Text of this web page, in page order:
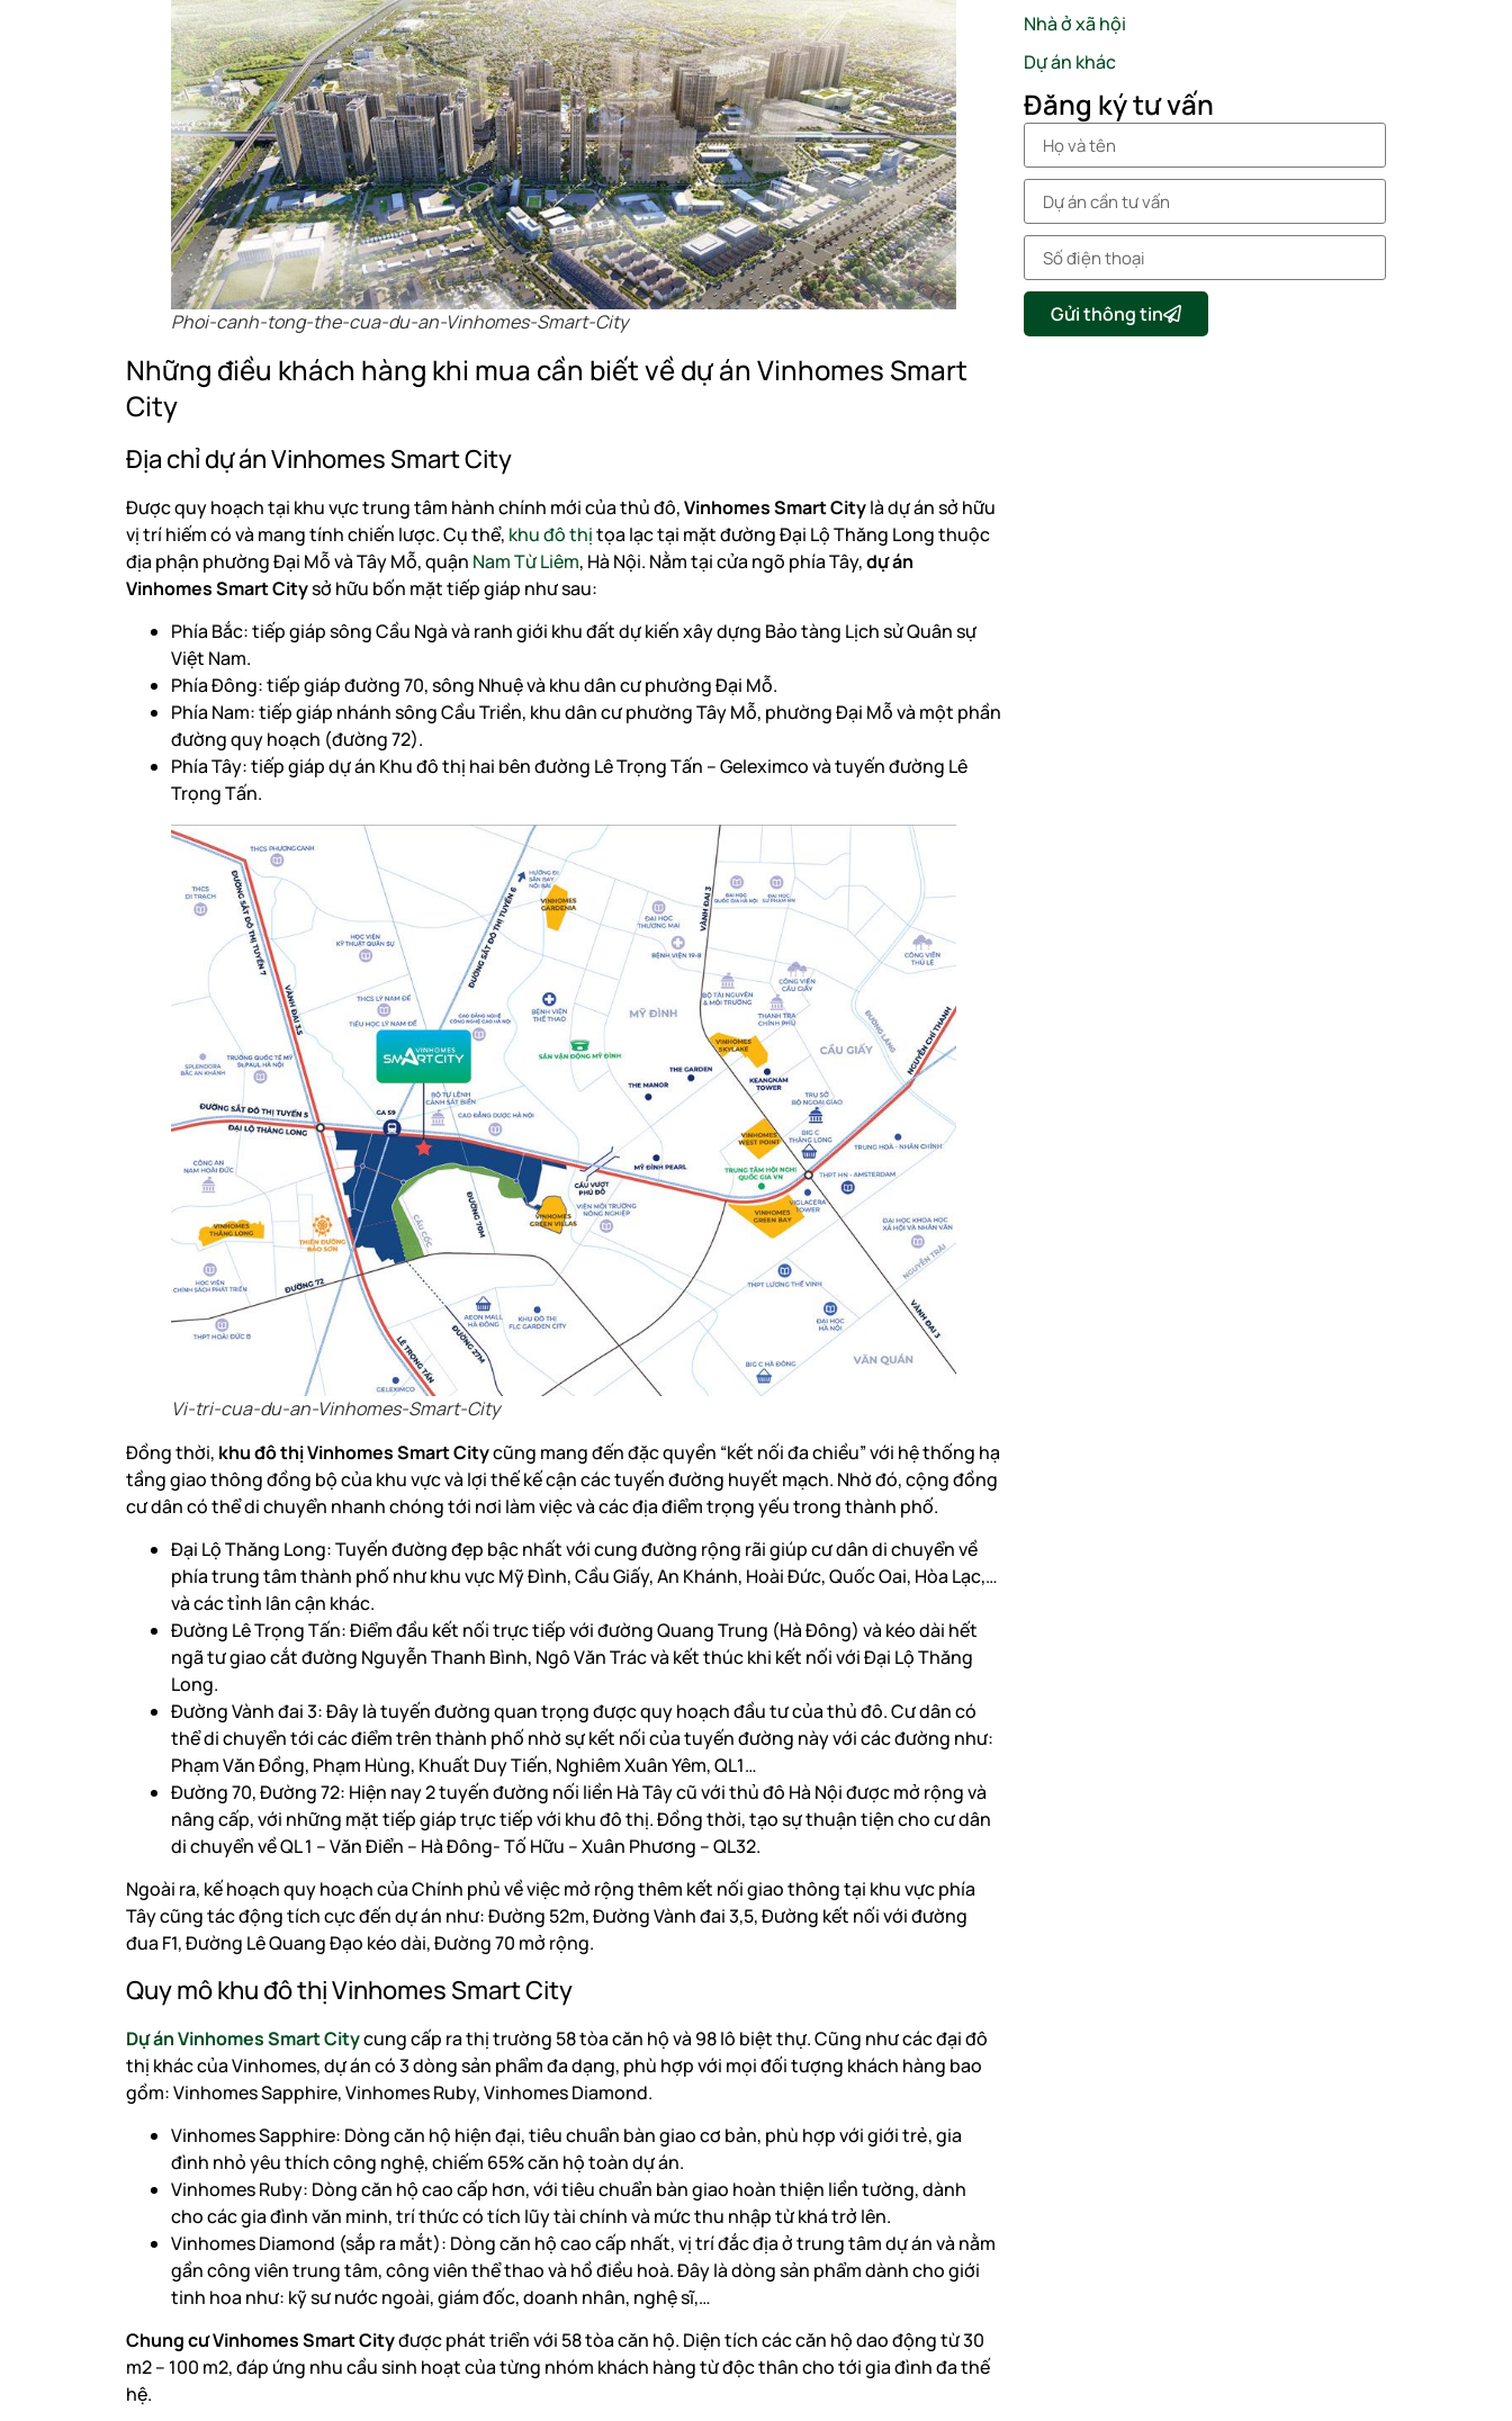
Phoi-canh-tong-the-cua-du-an-Vinhomes-Smart-City
Những điều khách hàng khi mua cần biết về dự án Vinhomes Smart
City
Địa chỉ dự án Vinhomes Smart City
Được quy hoạch tại khu vực trung tâm hành chính mới của thủ đô,Vinhomes Smart Citylà dự án sở hữu
vị trí hiếm có và mang tính chiến lược. Cụ thể, khu đô thịtọa lạc tại mặt đường Đại Lộ Thăng Long thuộc
địa phận phường Đại Mỗ và Tây Mỗ, quận Nam Từ Liêm, Hà Nội. Nằm tại cửa ngõ phía Tây,dự án
Vinhomes Smart Citysở hữu bốn mặt tiếp giáp như sau:
Phía Bắc: tiếp giáp sông Cầu Ngà và ranh giới khu đất dự kiến xây dựng Bảo tàng Lịch sử Quân sự
Việt Nam.
Phía Đông: tiếp giáp đường 70, sông Nhuệ và khu dân cư phường Đại Mỗ.
Phía Nam: tiếp giáp nhánh sông Cầu Triền, khu dân cư phường Tây Mỗ, phường Đại Mỗ và một phần
đường quy hoạch (đường 72).
Phía Tây: tiếp giáp dự án Khu đô thị hai bên đường Lê Trọng Tấn – Geleximco và tuyến đường Lê
Trọng Tấn.
Vi-tri-cua-du-an-Vinhomes-Smart-City
Đồng thời, khu đô thị Vinhomes Smart Citycũng mang đến đặc quyền “kết nối đa chiều” với hệ thống hạ
tầng giao thông đồng bộ của khu vực và lợi thế kế cận các tuyến đường huyết mạch. Nhờ đó, cộng đồng
cư dân có thể di chuyển nhanh chóng tới nơi làm việc và các địa điểm trọng yếu trong thành phố.
Đại Lộ Thăng Long: Tuyến đường đẹp bậc nhất với cung đường rộng rãi giúp cư dân di chuyển về
phía trung tâm thành phố như khu vực Mỹ Đình, Cầu Giấy, An Khánh, Hoài Đức, Quốc Oai, Hòa Lạc,…
và các tỉnh lân cận khác.
Đường Lê Trọng Tấn: Điểm đầu kết nối trực tiếp với đường Quang Trung (Hà Đông) và kéo dài hết
ngã tư giao cắt đường Nguyễn Thanh Bình, Ngô Văn Trác và kết thúc khi kết nối với Đại Lộ Thăng
Long.
Đường Vành đai 3: Đây là tuyến đường quan trọng được quy hoạch đầu tư của thủ đô. Cư dân có
thể di chuyển tới các điểm trên thành phố nhờ sự kết nối của tuyến đường này với các đường như:
Phạm Văn Đồng, Phạm Hùng, Khuất Duy Tiến, Nghiêm Xuân Yêm, QL1…
Đường 70, Đường 72: Hiện nay 2 tuyến đường nối liền Hà Tây cũ với thủ đô Hà Nội được mở rộng và
nâng cấp, với những mặt tiếp giáp trực tiếp với khu đô thị. Đồng thời, tạo sự thuận tiện cho cư dân
di chuyển về QL 1 – Văn Điển – Hà Đông- Tố Hữu – Xuân Phương – QL32.
Ngoài ra, kế hoạch quy hoạch của Chính phủ về việc mở rộng thêm kết nối giao thông tại khu vực phía
Tây cũng tác động tích cực đến dự án như: Đường 52m, Đường Vành đai 3,5, Đường kết nối với đường
đua F1, Đường Lê Quang Đạo kéo dài, Đường 70 mở rộng.
Quy mô khu đô thị Vinhomes Smart City
Dự án Vinhomes Smart Citycung cấp ra thị trường 58 tòa căn hộ và 98 lô biệt thự. Cũng như các đại đô
thị khác của Vinhomes, dự án có 3 dòng sản phẩm đa dạng, phù hợp với mọi đối tượng khách hàng bao
gồm: Vinhomes Sapphire, Vinhomes Ruby, Vinhomes Diamond.
Vinhomes Sapphire: Dòng căn hộ hiện đại, tiêu chuẩn bàn giao cơ bản, phù hợp với giới trẻ, gia
đình nhỏ yêu thích công nghệ, chiếm 65% căn hộ toàn dự án.
Vinhomes Ruby: Dòng căn hộ cao cấp hơn, với tiêu chuẩn bàn giao hoàn thiện liền tường, dành
cho các gia đình văn minh, trí thức có tích lũy tài chính và mức thu nhập từ khá trở lên.
Vinhomes Diamond (sắp ra mắt): Dòng căn hộ cao cấp nhất, vị trí đắc địa ở trung tâm dự án và nằm
gần công viên trung tâm, công viên thể thao và hồ điều hoà. Đây là dòng sản phẩm dành cho giới
tinh hoa như: kỹ sư nước ngoài, giám đốc, doanh nhân, nghệ sĩ,…
Chung cư Vinhomes Smart Cityđược phát triển với 58 tòa căn hộ. Diện tích các căn hộ dao động từ 30
m2 – 100 m2, đáp ứng nhu cầu sinh hoạt của từng nhóm khách hàng từ độc thân cho tới gia đình đa thế
hệ.
Nhà ở xã hội
Dự án khác
Đăng ký tư vấn
Gửi thông tin